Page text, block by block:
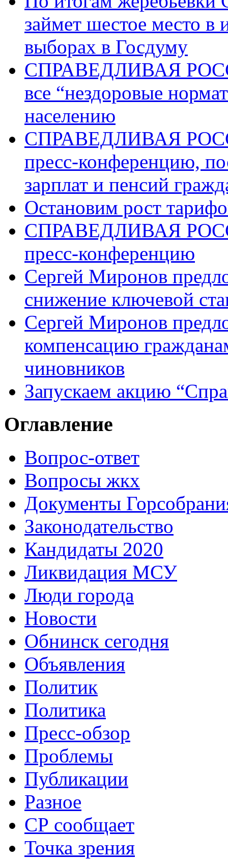
займет шестое место в
выборах в Госдуму
СПРАВЕДЛИВАЯ
все “нездоровые
населению
СПРАВЕДЛИВАЯ
пресс-конференцию,
зарплат и пенсий
Остановим рост
СПРАВЕДЛИВАЯ
пресс-конференцию
Сергей Миронов
снижение ключевой
Сергей Миронов
компенсацию
чиновников
Запускаем акцию
Оглавление
Вопрос-ответ
Вопросы жкх
Документы
Законодательство
Кандидаты 2020
Ликвидация МСУ
Люди города
Новости
Обнинск сегодня
Объявления
Политик
Политика
Пресс-обзор
Проблемы
Публикации
Разное
СР сообщает
Точка зрения